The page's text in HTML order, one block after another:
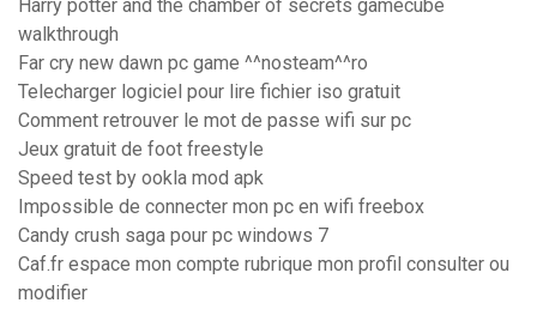
Harry potter and the chamber of secrets gamecube
walkthrough
Far cry new dawn pc game ^^nosteam^^ro
Telecharger logiciel pour lire fichier iso gratuit
Comment retrouver le mot de passe wifi sur pc
Jeux gratuit de foot freestyle
Speed test by ookla mod apk
Impossible de connecter mon pc en wifi freebox
Candy crush saga pour pc windows 7
Caf.fr espace mon compte rubrique mon profil consulter ou
modifier